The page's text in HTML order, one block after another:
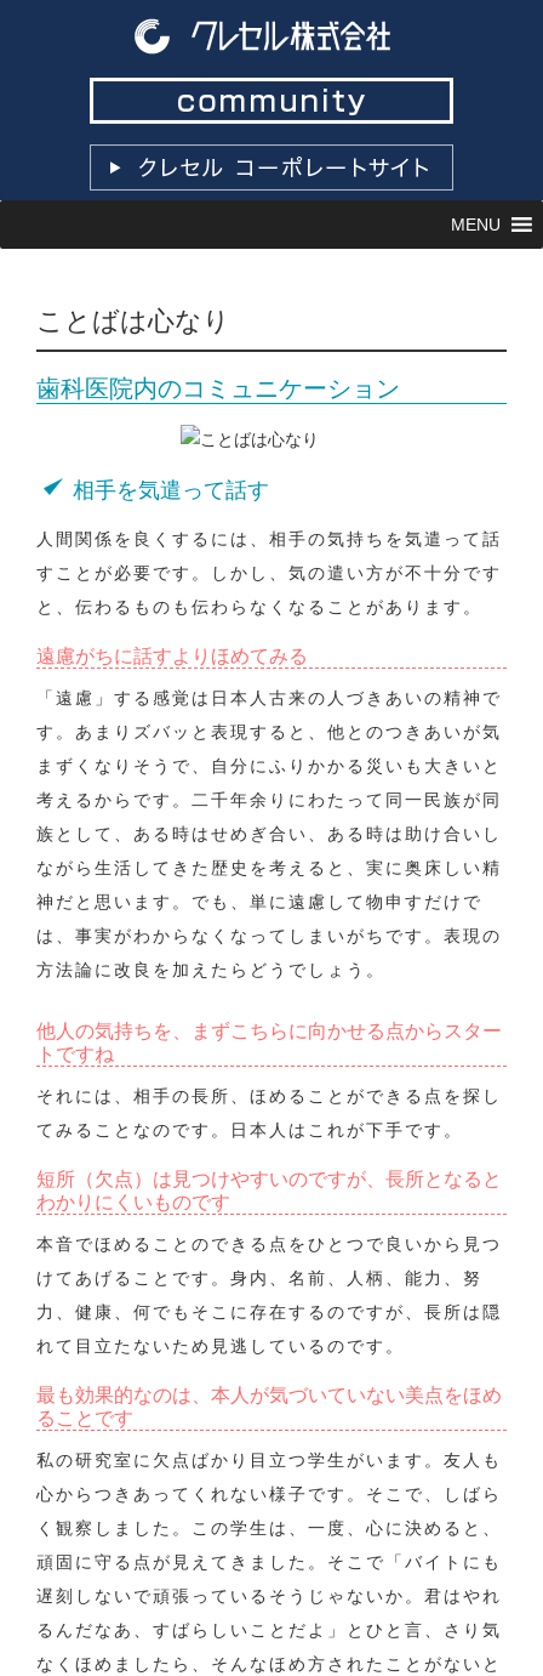
ス
キ
ッ
プ
MENU
ことばは心なり
歯科医院内のコミュニケーション
相手を気遣って話す
人間関係を良くするには、相手の気持ちを気遣って話
すことが必要です。しかし、気の遣い方が不十分です
と、伝わるものも伝わらなくなることがあります。
遠慮がちに話すよりほめてみる
「遠慮」する感覚は日本人古来の人づきあいの精神で
す。あまりズバッと表現すると、他とのつきあいが気
まずくなりそうで、自分にふりかかる災いも大きいと
考えるからです。二千年余りにわたって同一民族が同
族として、ある時はせめぎ合い、ある時は助け合いし
ながら生活してきた歴史を考えると、実に奥床しい精
神だと思います。でも、単に遠慮して物申すだけで
は、事実がわからなくなってしまいがちです。表現の
方法論に改良を加えたらどうでしょう。
他人の気持ちを、まずこちらに向かせる点からスター
トですね
それには、相手の長所、ほめることができる点を探し
てみることなのです。日本人はこれが下手です。
短所（欠点）は見つけやすいのですが、長所となると
わかりにくいものです
本音でほめることのできる点をひとつで良いから見つ
けてあげることです。身内、名前、人柄、能力、努
力、健康、何でもそこに存在するのですが、長所は隠
れて目立たないため見逃しているのです。
最も効果的なのは、本人が気づいていない美点をほめ
ることです
私の研究室に欠点ばかり目立つ学生がいます。友人も
心からつきあってくれない様子です。そこで、しばら
く観察しました。この学生は、一度、心に決めると、
頑固に守る点が見えてきました。そこで「バイトにも
遅刻しないで頑張っているそうじゃないか。君はやれ
るんだなあ、すばらしいことだよ」とひと言、さり気
なくほめましたら、そんなほめ方されたことがないと